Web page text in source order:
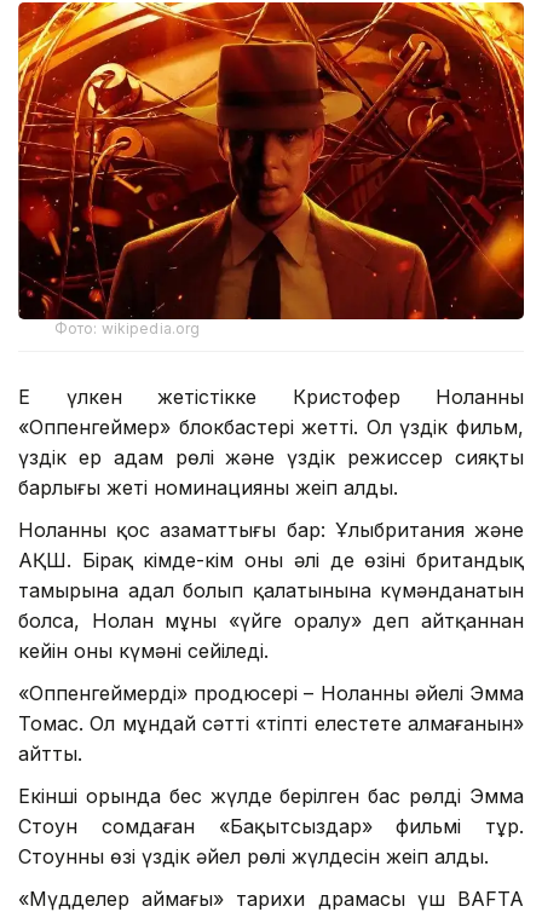
Фото: wikipedia.org
Ең үлкен жетістікке Кристофер Ноланның
«Оппенгеймер» блокбастері жетті. Ол үздік фильм,
үздік ер адам рөлі және үздік режиссер сияқты
барлығы жеті номинацияны жеңіп алды.
Ноланның қос азаматтығы бар: Ұлыбритания және
АҚШ. Бірақ кімде-кім оның әлі де өзінің британдық
тамырына адал болып қалатынына күмәнданатын
болса, Нолан мұны «үйге оралу» деп айтқаннан
кейін оның күмәні сейіледі.
«Оппенгеймердің» продюсері – Ноланның әйелі Эмма
Томас. Ол мұндай сәтті «тіпті елестете алмағанын»
айтты.
Екінші орында бес жүлде берілген бас рөлді Эмма
Стоун сомдаған «Бақытсыздар» фильмі тұр.
Стоунның өзі үздік әйел рөлі жүлдесін жеңіп алды.
«Мүдделер аймағы» тарихи драмасы үш BAFTA